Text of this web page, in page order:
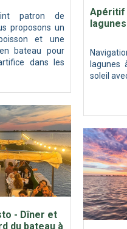
patron de
proposons un
et une
bateau pour
dans les
Apéritif
lagunes
lagunes
soleil
- Dîner et
du bateau à